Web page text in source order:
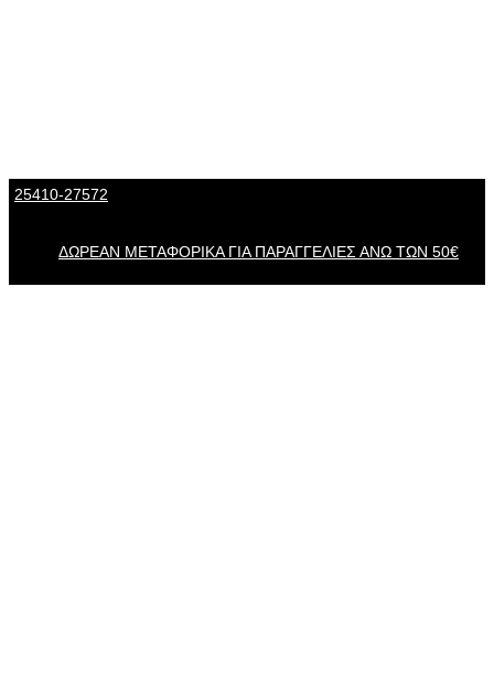
25410-27572
ΔΩΡΕΑΝ ΜΕΤΑΦΟΡΙΚΑ ΓΙΑ ΠΑΡΑΓΓΕΛΙΕΣ ΑΝΩ ΤΩΝ 50€